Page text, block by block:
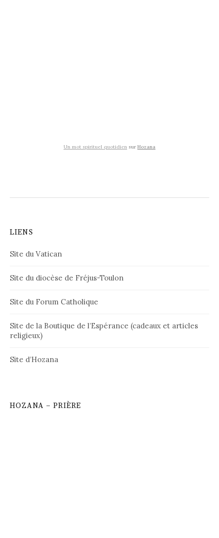
Un mot spirituel quotidien surHozana
LIENS
Site du Vatican
Site du diocèse de Fréjus-Toulon
Site du Forum Catholique
Site de la Boutique de l’Espérance (cadeaux et articles
religieux)
Site d’Hozana
HOZANA – PRIÈRE